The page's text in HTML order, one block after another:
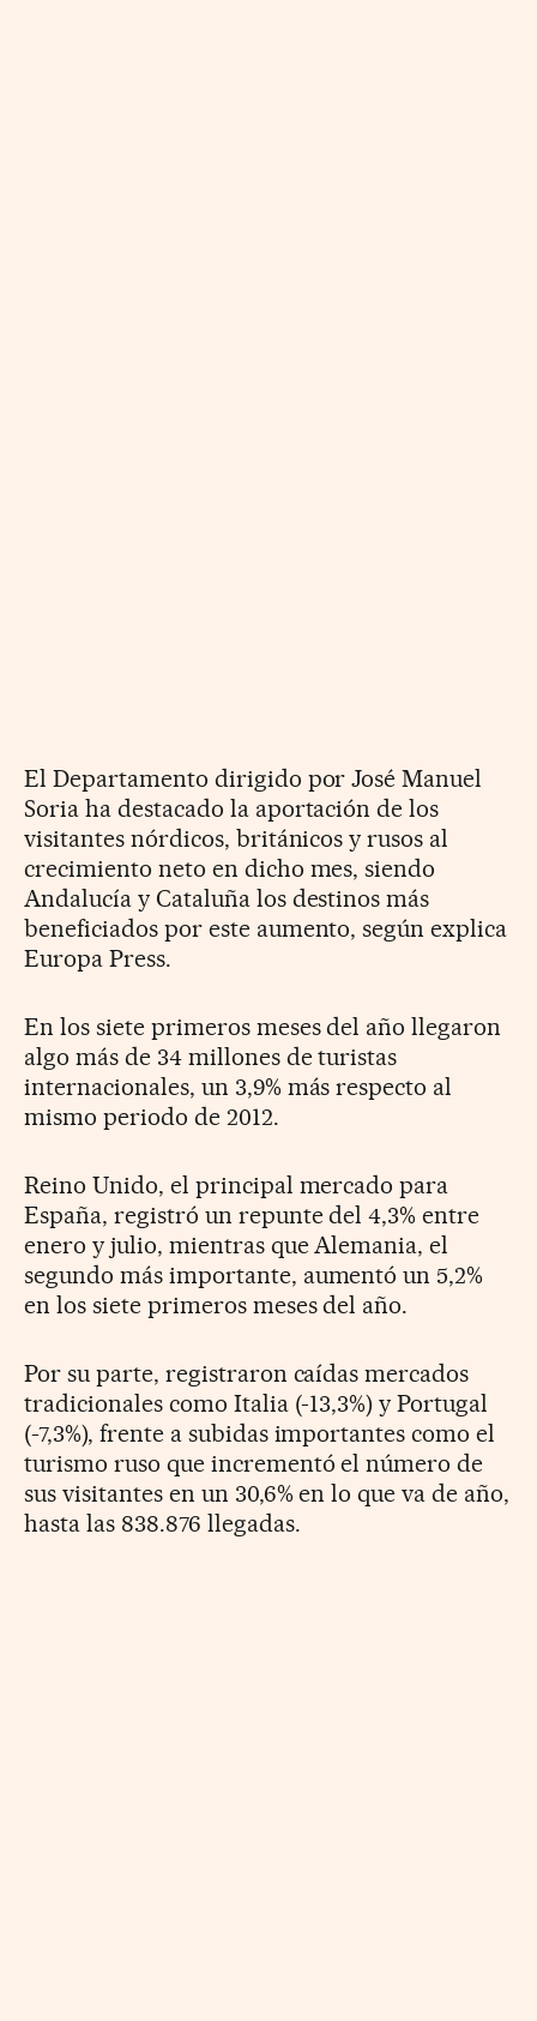
El Departamento dirigido por José Manuel
Soria ha destacado la aportación de los
visitantes nórdicos, británicos y rusos al
crecimiento neto en dicho mes, siendo
Andalucía y Cataluña los destinos más
beneficiados por este aumento, según explica
Europa Press.
En los siete primeros meses del año llegaron
algo más de 34 millones de turistas
internacionales, un 3,9% más respecto al
mismo periodo de 2012.
Reino Unido, el principal mercado para
España, registró un repunte del 4,3% entre
enero y julio, mientras que Alemania, el
segundo más importante, aumentó un 5,2%
en los siete primeros meses del año.
Por su parte, registraron caídas mercados
tradicionales como Italia (-13,3%) y Portugal
(-7,3%), frente a subidas importantes como el
turismo ruso que incrementó el número de
sus visitantes en un 30,6% en lo que va de año,
hasta las 838.876 llegadas.